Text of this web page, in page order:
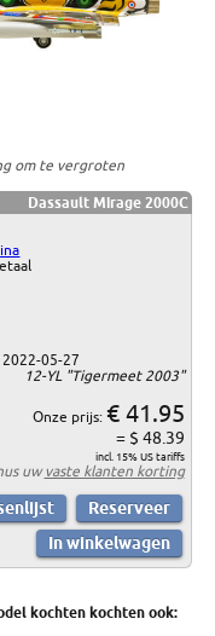
om te vergroten
Dassault Mirage 2000C
05-27
12-YL "Tigermeet 2003"
Onze prijs: € 41.95
= $ 48.39
incl. 15% US tariffs
uwvaste klanten korting
kochten kochten ook: